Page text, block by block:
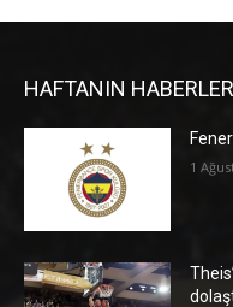
HAFTANIN
1